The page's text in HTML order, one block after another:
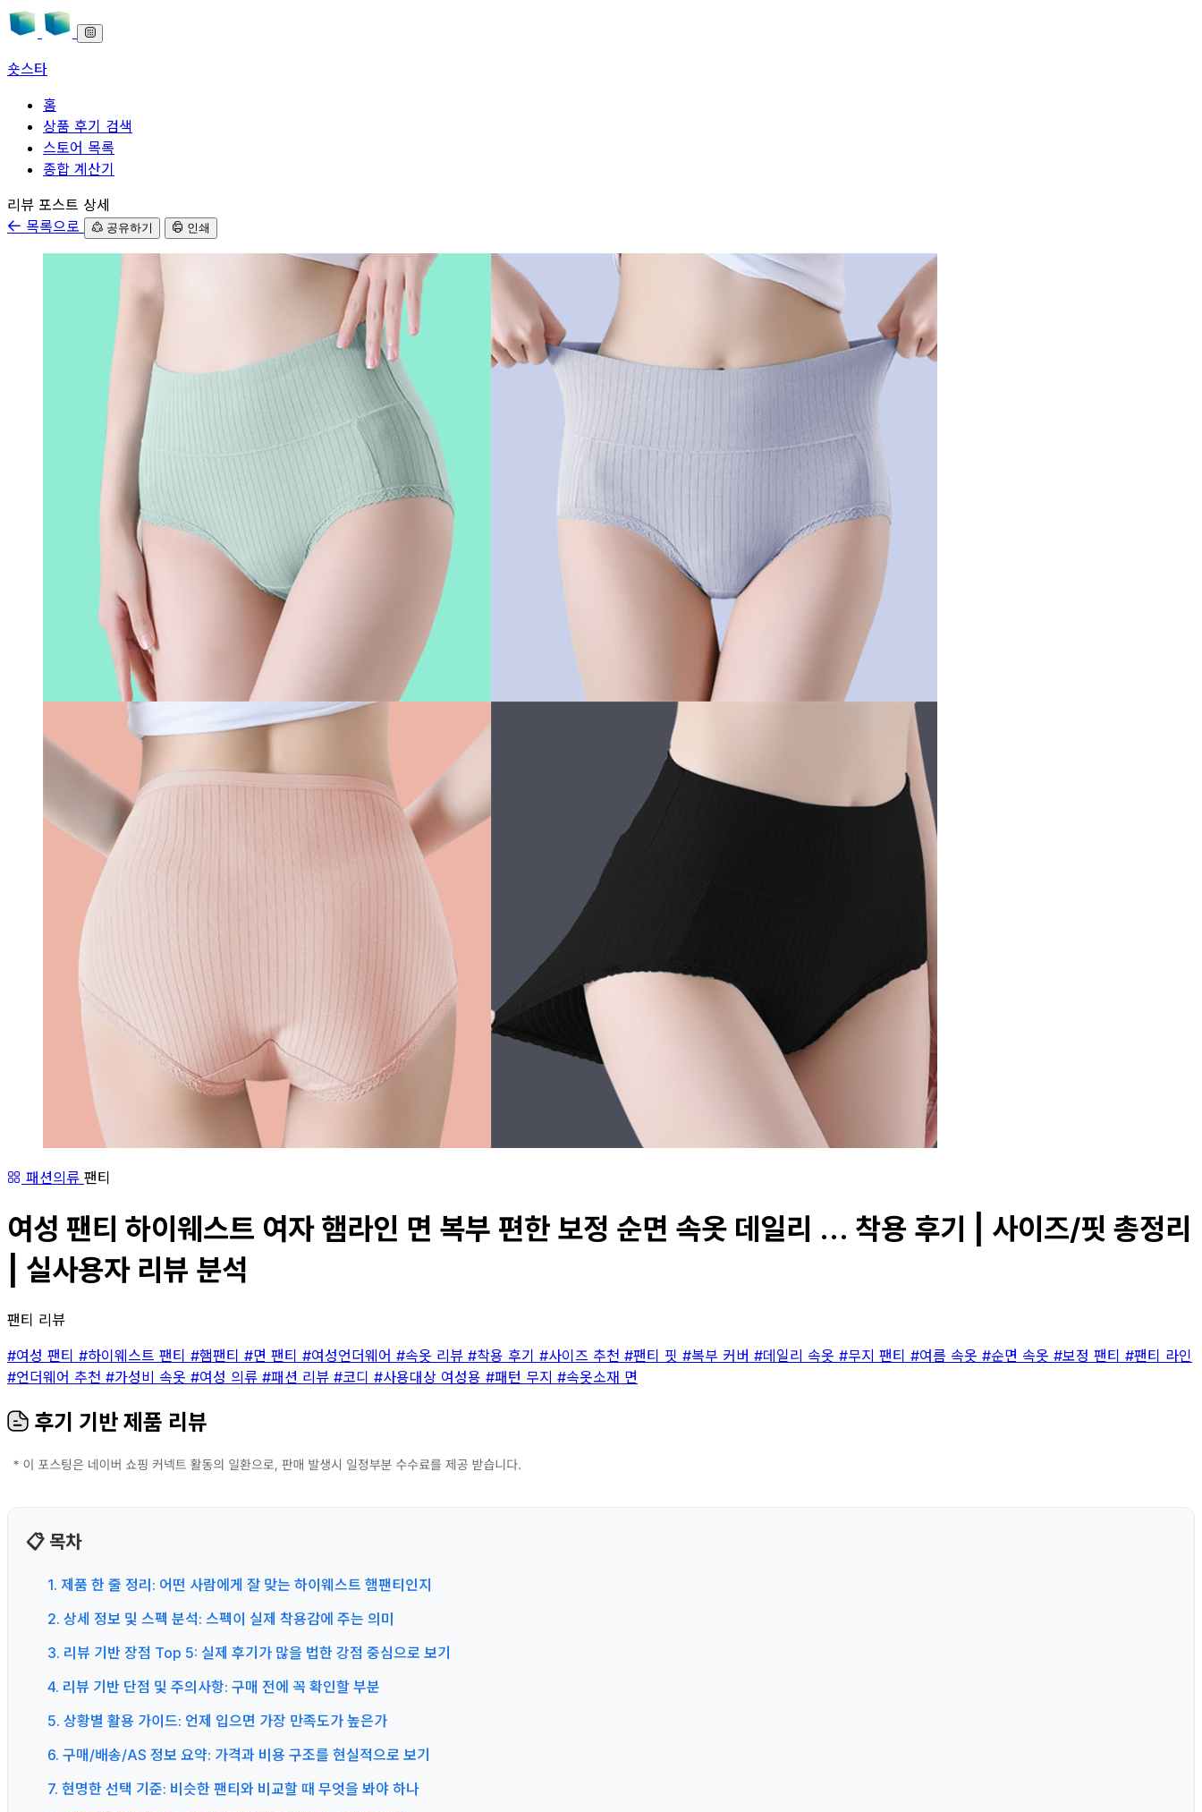
숏스타
홈
상품 후기 검색
스토어 목록
종합 계산기
본문으로 바로가기
리뷰 포스트 상세
목록으로
공유하기 인쇄
패션의류 팬티
여성 팬티 하이웨스트 여자 햄라인 면 복부 편한 보정 순면 속옷 데일리 ... 착용 후기 | 사이즈/핏 총정리
| 실사용자 리뷰 분석
팬티 리뷰
#여성 팬티 #하이웨스트 팬티 #햄팬티 #면 팬티 #여성언더웨어 #속옷 리뷰 #착용 후기 #사이즈 추천 #팬티 핏 #복부 커버 #데일리 속옷 #무지 팬티 #여름 속옷 #순면 속옷 #보정 팬티 #팬티 라인
#언더웨어 추천 #가성비 속옷 #여성 의류 #패션 리뷰 #코디 #사용대상 여성용 #패턴 무지 #속옷소재 면
후기 기반 제품 리뷰
📋 목차
1. 제품 한 줄 정리: 어떤 사람에게 잘 맞는 하이웨스트 햄팬티인지
2. 상세 정보 및 스펙 분석: 스펙이 실제 착용감에 주는 의미
3. 리뷰 기반 장점 Top 5: 실제 후기가 많을 법한 강점 중심으로 보기
4. 리뷰 기반 단점 및 주의사항: 구매 전에 꼭 확인할 부분
5. 상황별 활용 가이드: 언제 입으면 가장 만족도가 높은가
6. 구매/배송/AS 정보 요약: 가격과 비용 구조를 현실적으로 보기
7. 현명한 선택 기준: 비슷한 팬티와 비교할 때 무엇을 봐야 하나